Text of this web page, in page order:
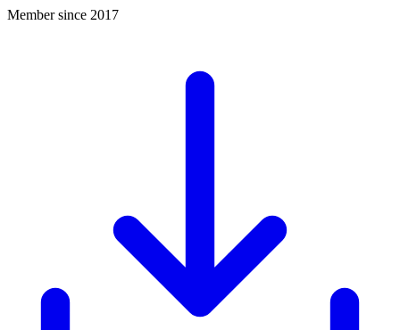
Member since 2017